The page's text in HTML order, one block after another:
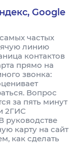
Google
частых
линию
контактов
прямо на
звонка:
Вопрос
за пять минут
2ГИС
руководстве
карту на сайт
как сделать